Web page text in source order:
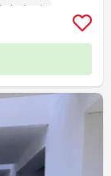
privada
Vigilante